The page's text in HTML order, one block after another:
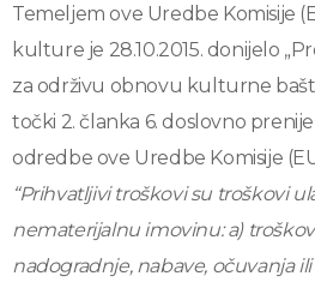
Temeljem ove Uredbe Komisije
kulture je 28.10.2015. donijelo
za održivu obnovu kulturne
točki 2. članka 6. doslovno
odredbe ove Uredbe Komisije
“Prihvatljivi troškovi su troškovi
nematerijalnu imovinu: a)
nadogradnje, nabave, očuvanja